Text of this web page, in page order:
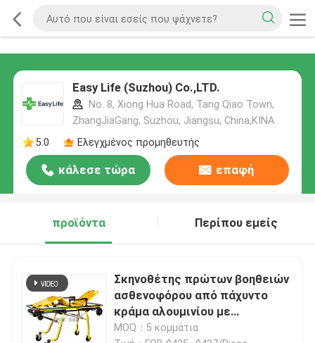
Easy Life (Suzhou) Co.,LTD.
No. 8, Xiong Hua Road, Tang Qiao Town,
ZhangJiaGang, Suzhou, Jiangsu, China,ΚΙΝΑ
5.0
Ελεγχμένος προμηθευτής
κάλεσε τώρα επαφή
προϊόντα Περίπου εμείς
Σκηνοθέτης πρώτων βοηθειών
ασθενοφόρου από πάχυντο
κράμα αλουμινίου με
αναδιπλούμενο πόδι Μηχανική
MOQ：5 κομμάτια